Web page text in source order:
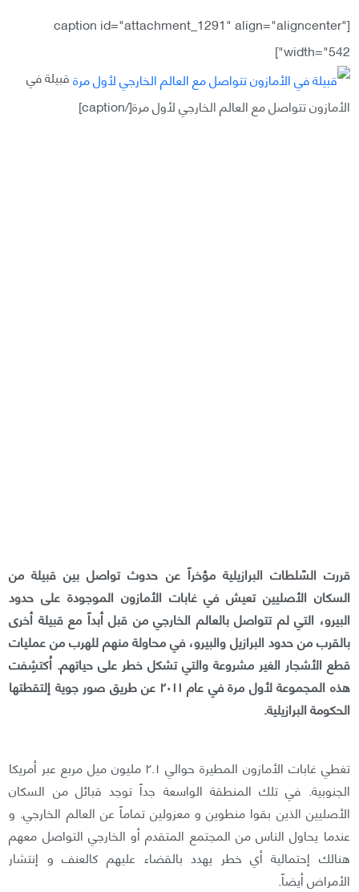
[caption id="attachment_1291" align="aligncenter"
width="542"]
قبيلة في
الأمازون تتواصل مع العالم الخارجي لأول مرة[/caption]
قررت السّلطات البرازيلية مؤخراً عن حدوث تواصل بين قبيلة من
السكان الأصليين تعيش في غابات الأمازون الموجودة على حدود
البيرو، التي لم تتواصل بالعالم الخارجي من قبل أبداً مع قبيلة أخرى
بالقرب من حدود البرازيل والبيرو، في محاولة منهم للهرب من عمليات
قطع الأشجار الغير مشروعة والتي تشكل خطر على حياتهم. اُكتشِفت
هذه المجموعة لأول مرة في عام ٢٠١١ عن طريق صور جوية إلتقطتها
الحكومة البرازيلية.
تغطي غابات الأمازون المطيرة حوالي ٢.١ مليون ميل مربع عبر أمريكا
الجنوبية. في تلك المنطقة الواسعة جداً توجد قبائل من السكان
الأصليين الذين بقوا منطوين و معزولين تماماً عن العالم الخارجي. و
عندما يحاول الناس من المجتمع المتقدم أو الخارجي التواصل معهم
هنالك إحتمالية أي خطر يهدد بالقضاء عليهم كالعنف و إنتشار
الأمراض أيضاً.